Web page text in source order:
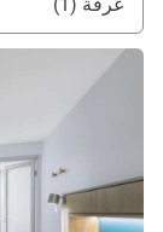
راجع التفاصيل